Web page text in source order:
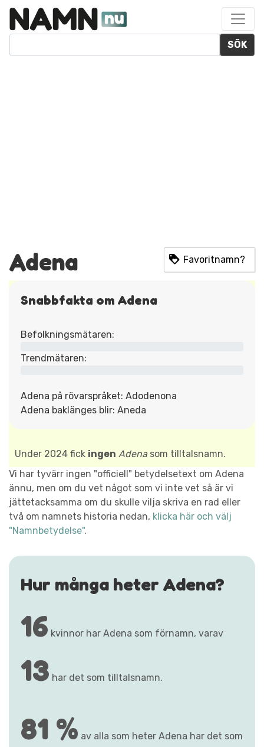
SÖK
Adena Favoritnamn?
Snabbfakta om Adena
Befolkningsmätaren:
Trendmätaren:
Adena på rövarspråket: Adodenona
Adena baklänges blir: Aneda
Under 2024 fick ingen Adenasom tilltalsnamn.
Vi har tyvärr ingen "officiell" betydelsetext om Adena
ännu, men om du vet något som vi inte vet så är vi
jättetacksamma om du skulle vilja skriva en rad eller
två om namnets historia nedan, klicka här och välj
"Namnbetydelse".
Hur många heter Adena?
16 kvinnor har Adena som förnamn, varav
13 har det som tilltalsnamn.
81 % av alla som heter Adena har det som